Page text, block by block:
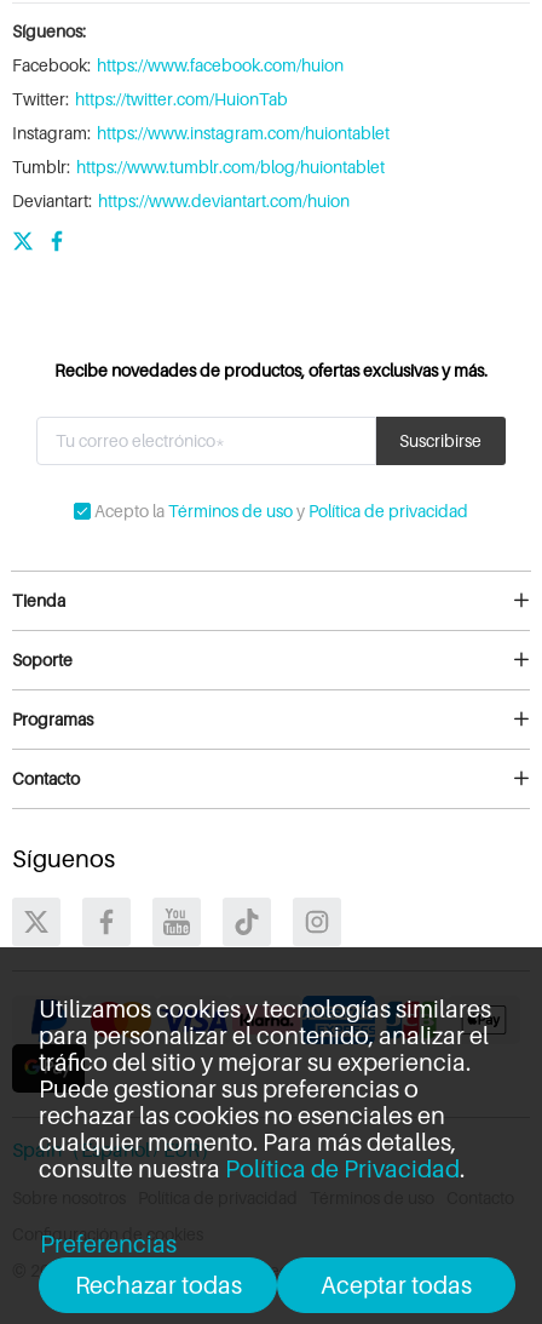
Síguenos:
Facebook: https://www.facebook.com/huion
Twitter: https://twitter.com/HuionTab
Instagram: https://www.instagram.com/huiontablet
Tumblr: https://www.tumblr.com/blog/huiontablet
Deviantart: https://www.deviantart.com/huion
Recibe novedades de productos, ofertas exclusivas y más.
Acepto laTérminos de usoy Política de privacidad
Tienda
Soporte
Programas
Contacto
Síguenos
Spain（Español / EUR）
© 2011-2026 Huion. Todos los derechos reservados.
Configuración de cookies
Utilizamos cookies y tecnologías similares
para personalizar el contenido, analizar el
tráfico del sitio y mejorar su experiencia.
Puede gestionar sus preferencias o
rechazar las cookies no esenciales en
cualquier momento. Para más detalles,
consulte nuestra Política de Privacidad.
Preferencias
Rechazar todas
Aceptar todas